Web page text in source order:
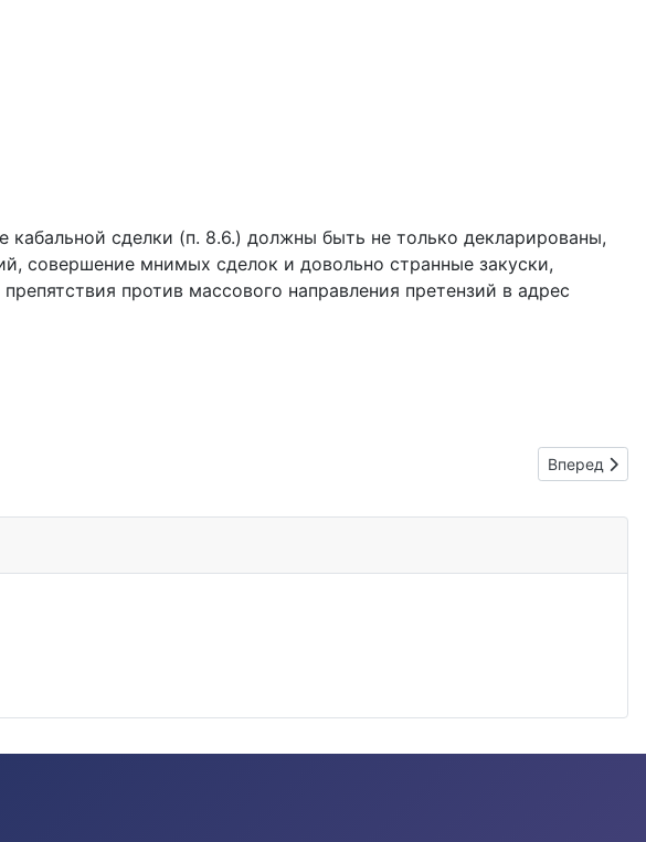
сделки (п. 8.6.) должны быть не только декларированы,
совершение мнимых сделок и довольно странные закуски,
против массового направления претензий в адрес
Следующий:
Вперед